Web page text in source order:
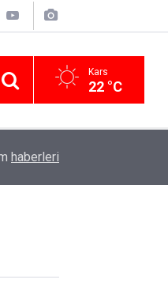
Kars
22 °C
işçisi denizde boğuldu
haberleri